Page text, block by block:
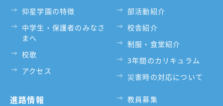
仰星学園の特徴
中学生・保護者のみなさ
まへ
校歌
アクセス
部活動紹介
校舎紹介
制服・食堂紹介
3年間のカリキュラム
災害時の対応について
進路情報
教員募集